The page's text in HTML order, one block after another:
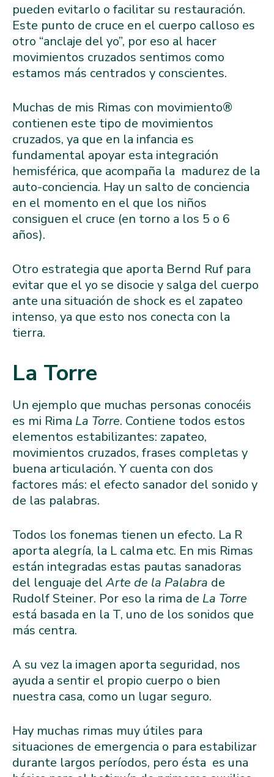
pueden evitarlo o facilitar su restauración.
Este punto de cruce en el cuerpo calloso es
otro “anclaje del yo”, por eso al hacer
movimientos cruzados sentimos como
estamos más centrados y conscientes.
Muchas de mis Rimas con movimiento®️
contienen este tipo de movimientos
cruzados, ya que en la infancia es
fundamental apoyar esta integración
hemisférica, que acompaña la madurez de la
auto-conciencia. Hay un salto de conciencia
en el momento en el que los niños
consiguen el cruce (en torno a los 5 o 6
años).
Otro estrategia que aporta Bernd Ruf para
evitar que el yo se disocie y salga del cuerpo
ante una situación de shock es el zapateo
intenso, ya que esto nos conecta con la
tierra.
La Torre
Un ejemplo que muchas personas conocéis
es mi Rima La Torre. Contiene todos estos
elementos estabilizantes: zapateo,
movimientos cruzados, frases completas y
buena articulación. Y cuenta con dos
factores más: el efecto sanador del sonido y
de las palabras.
Todos los fonemas tienen un efecto. La R
aporta alegría, la L calma etc. En mis Rimas
están integradas estas pautas sanadoras
del lenguaje delArte de la Palabra de
Rudolf Steiner. Por eso la rima de La Torre
está basada en la T, uno de los sonidos que
más centra.
A su vez la imagen aporta seguridad, nos
ayuda a sentir el propio cuerpo o bien
nuestra casa, como un lugar seguro.
Hay muchas rimas muy útiles para
situaciones de emergencia o para estabilizar
durante largos períodos, pero ésta es una